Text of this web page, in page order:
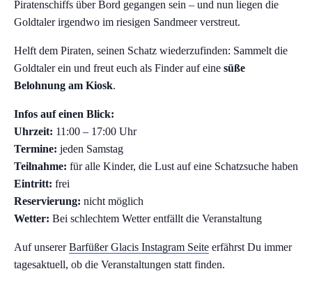
Piratenschiffs über Bord gegangen sein – und nun liegen die
Goldtaler irgendwo im riesigen Sandmeer verstreut.
Helft dem Piraten, seinen Schatz wiederzufinden: Sammelt die
Goldtaler ein und freut euch als Finder auf eine süße
Belohnung am Kiosk.
Infos auf einen Blick:
Uhrzeit: 11:00 – 17:00 Uhr
Termine: jeden Samstag
Teilnahme: für alle Kinder, die Lust auf eine Schatzsuche haben
Eintritt: frei
Reservierung: nicht möglich
Wetter: Bei schlechtem Wetter entfällt die Veranstaltung
Auf unsererBarfüßer Glacis Instagram Seite erfährst Du immer
tagesaktuell, ob die Veranstaltungen statt finden.